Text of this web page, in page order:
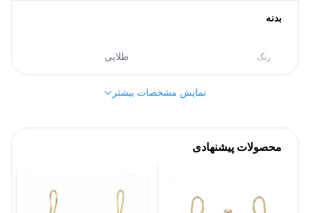
بدنه
رنگ طلایی
نمایش مشخصات بیشتر
محصولات پیشنهادی